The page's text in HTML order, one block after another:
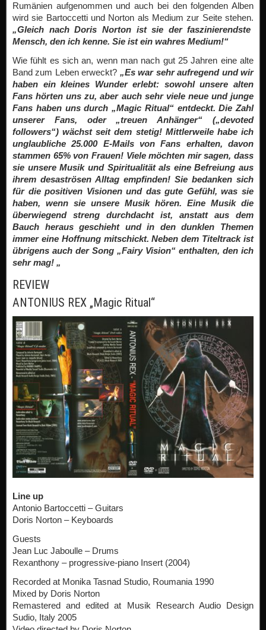
Rumänien aufgenommen und auch bei den folgenden Alben
wird sie Bartoccetti und Norton als Medium zur Seite stehen.
„Gleich nach Doris Norton ist sie der faszinierendste
Mensch, den ich kenne. Sie ist ein wahres Medium!“
Wie fühlt es sich an, wenn man nach gut 25 Jahren eine alte
Band zum Leben erweckt? „Es war sehr aufregend und wir
haben ein kleines Wunder erlebt: sowohl unsere alten
Fans hörten uns zu, aber auch sehr viele neue und junge
Fans haben uns durch „Magic Ritual“ entdeckt. Die Zahl
unserer Fans, oder „treuen Anhänger“ („devoted
followers“) wächst seit dem stetig! Mittlerweile habe ich
unglaubliche 25.000 E-Mails von Fans erhalten, davon
stammen 65% von Frauen! Viele möchten mir sagen, dass
sie unsere Musik und Spiritualität als eine Befreiung aus
ihrem desaströsen Alltag empfinden! Sie bedanken sich
für die positiven Visionen und das gute Gefühl, was sie
haben, wenn sie unsere Musik hören. Eine Musik die
überwiegend streng durchdacht ist, anstatt aus dem
Bauch heraus geschieht und in den dunklen Themen
immer eine Hoffnung mitschickt. Neben dem Titeltrack ist
übrigens auch der Song „Fairy Vision“ enthalten, den ich
sehr mag! „
REVIEW
ANTONIUS REX „Magic Ritual“
Line up
Antonio Bartoccetti – Guitars
Doris Norton – Keyboards
Guests
Jean Luc Jaboulle – Drums
Rexanthony – progressive-piano Insert (2004)
Recorded at Monika Tasnad Studio, Roumania 1990
Mixed by Doris Norton
Remastered and edited at Musik Research Audio Design
Sudio, Italy 2005